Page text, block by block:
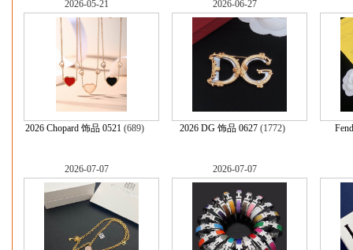
2026-05-21
2026 Chopard 饰品 0521(689)
2026-06-27
2026 DG 饰品 0627 (1772)
2026-07-07 2026-07-07